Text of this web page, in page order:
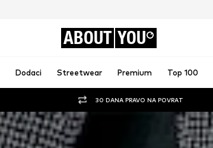
ABOUT YOU
Dodaci Streetwear Premium Top 100
30 DANA PRAVO NA POVRAT